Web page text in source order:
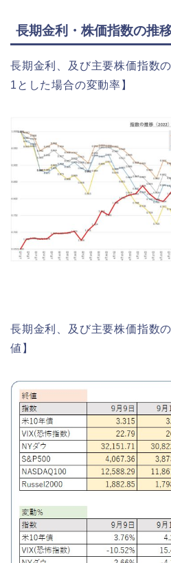
長期金利・株価指数の推
長期金利、及び主要株価指数
1とした場合の変動率】
長期金利、及び主要株価指数
値】